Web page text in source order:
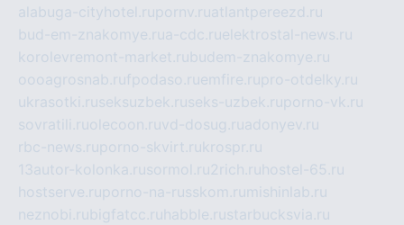
alabuga-cityhotel.rupornv.ruatlantpereezd.ru
bud-em-znakomye.rua-cdc.ruelektrostal-news.ru
korolevremont-market.rubudem-znakomye.ru
oooagrosnab.rufpodaso.ruemfire.rupro-otdelky.ru
ukrasotki.ruseksuzbek.ruseks-uzbek.ruporno-vk.ru
sovratili.ruolecoon.ruvd-dosug.ruadonyev.ru
rbc-news.ruporno-skvirt.rukrospr.ru
13autor-kolonka.rusormol.ru2rich.ru hostel-65.ru
hostserve.ruporno-na-russkom.ru mishinlab.ru
neznobi.rubigfatcc.ru habble.rustarbucksvia.ru